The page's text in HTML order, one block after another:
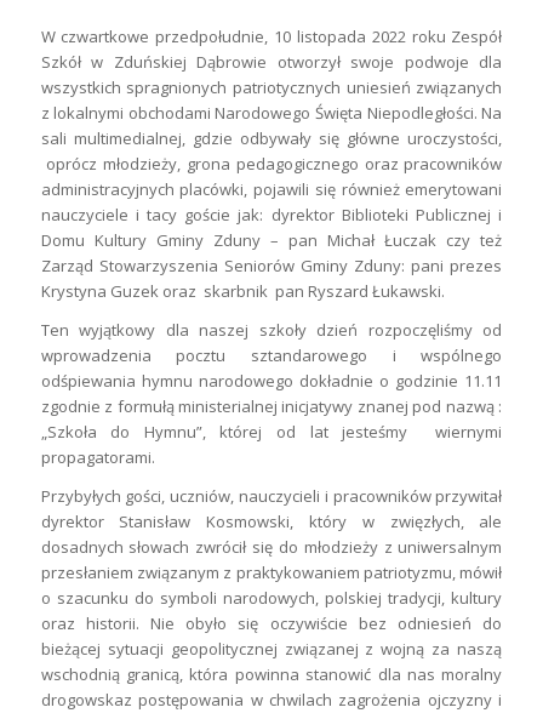
W czwartkowe przedpołudnie, 10 listopada 2022 roku Zespół
Szkół w Zduńskiej Dąbrowie otworzył swoje podwoje dla
wszystkich spragnionych patriotycznych uniesień związanych
z lokalnymi obchodami Narodowego Święta Niepodległości. Na
sali multimedialnej, gdzie odbywały się główne uroczystości,
oprócz młodzieży, grona pedagogicznego oraz pracowników
administracyjnych placówki, pojawili się również emerytowani
nauczyciele i tacy goście jak: dyrektor Biblioteki Publicznej i
Domu Kultury Gminy Zduny – pan Michał Łuczak czy też
Zarząd Stowarzyszenia Seniorów Gminy Zduny: pani prezes
Krystyna Guzek oraz skarbnik pan Ryszard Łukawski.
Ten wyjątkowy dla naszej szkoły dzień rozpoczęliśmy od
wprowadzenia pocztu sztandarowego i wspólnego
odśpiewania hymnu narodowego dokładnie o godzinie 11.11
zgodnie z formułą ministerialnej inicjatywy znanej pod nazwą :
„Szkoła do Hymnu”, której od lat jesteśmy wiernymi
propagatorami.
Przybyłych gości, uczniów, nauczycieli i pracowników przywitał
dyrektor Stanisław Kosmowski, który w zwięzłych, ale
dosadnych słowach zwrócił się do młodzieży z uniwersalnym
przesłaniem związanym z praktykowaniem patriotyzmu, mówił
o szacunku do symboli narodowych, polskiej tradycji, kultury
oraz historii. Nie obyło się oczywiście bez odniesień do
bieżącej sytuacji geopolitycznej związanej z wojną za naszą
wschodnią granicą, która powinna stanowić dla nas moralny
drogowskaz postępowania w chwilach zagrożenia ojczyzny i